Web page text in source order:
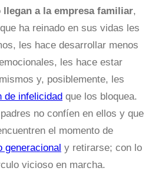
llegan a la empresa familiar,
ha reinado en sus vidas les
les hace desarrollar menos
les hace estar
y, posiblemente, les
de infelicidad que los bloquea.
no confíen en ellos y que
el momento de
generacional y retirarse; con lo
vicioso en marcha.